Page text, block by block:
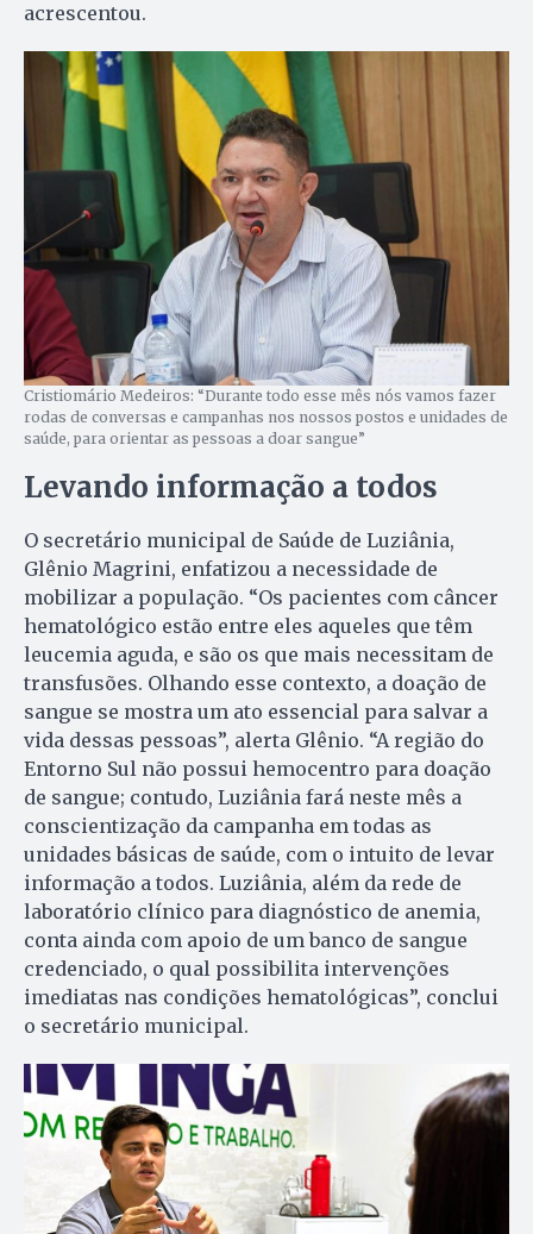
acrescentou.
Cristiomário Medeiros: “Durante todo esse mês nós vamos fazer
rodas de conversas e campanhas nos nossos postos e unidades de
saúde, para orientar as pessoas a doar sangue”
Levando informação a todos
O secretário municipal de Saúde de Luziânia,
Glênio Magrini, enfatizou a necessidade de
mobilizar a população. “Os pacientes com câncer
hematológico estão entre eles aqueles que têm
leucemia aguda, e são os que mais necessitam de
transfusões. Olhando esse contexto, a doação de
sangue se mostra um ato essencial para salvar a
vida dessas pessoas”, alerta Glênio. “A região do
Entorno Sul não possui hemocentro para doação
de sangue; contudo, Luziânia fará neste mês a
conscientização da campanha em todas as
unidades básicas de saúde, com o intuito de levar
informação a todos. Luziânia, além da rede de
laboratório clínico para diagnóstico de anemia,
conta ainda com apoio de um banco de sangue
credenciado, o qual possibilita intervenções
imediatas nas condições hematológicas”, conclui
o secretário municipal.